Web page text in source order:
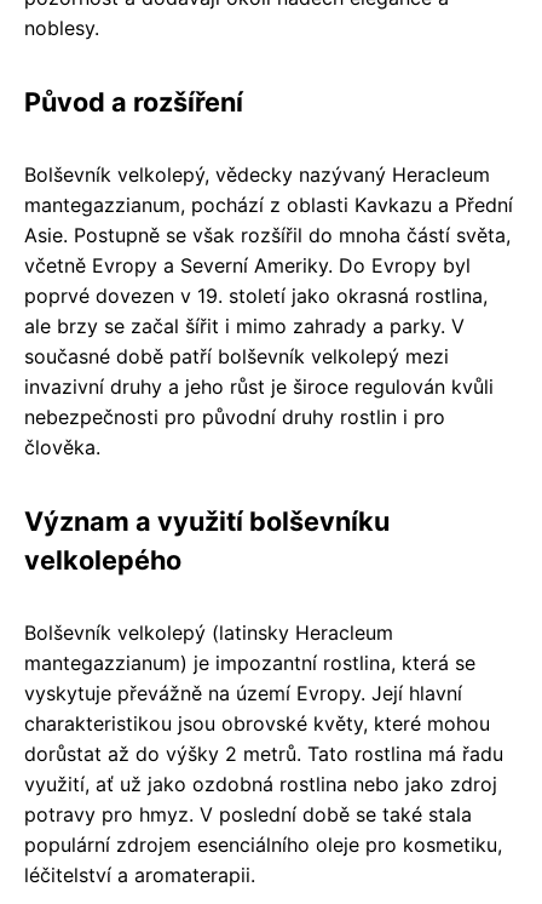
noblesy.
Původ a rozšíření
Bolševník velkolepý, vědecky nazývaný Heracleum
mantegazzianum, pochází z oblasti Kavkazu a Přední
Asie. Postupně se však rozšířil do mnoha částí světa,
včetně Evropy a Severní Ameriky. Do Evropy byl
poprvé dovezen v 19. století jako okrasná rostlina,
ale brzy se začal šířit i mimo zahrady a parky. V
současné době patří bolševník velkolepý mezi
invazivní druhy a jeho růst je široce regulován kvůli
nebezpečnosti pro původní druhy rostlin i pro
člověka.
Význam a využití bolševníku
velkolepého
Bolševník velkolepý (latinsky Heracleum
mantegazzianum) je impozantní rostlina, která se
vyskytuje převážně na území Evropy. Její hlavní
charakteristikou jsou obrovské květy, které mohou
dorůstat až do výšky 2 metrů. Tato rostlina má řadu
využití, ať už jako ozdobná rostlina nebo jako zdroj
potravy pro hmyz. V poslední době se také stala
populární zdrojem esenciálního oleje pro kosmetiku,
léčitelství a aromaterapii.